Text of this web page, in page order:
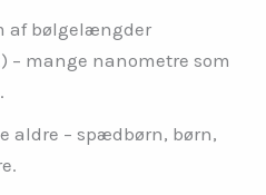
af bølgelængder
– mange nanometre som
aldre – spædbørn, børn,